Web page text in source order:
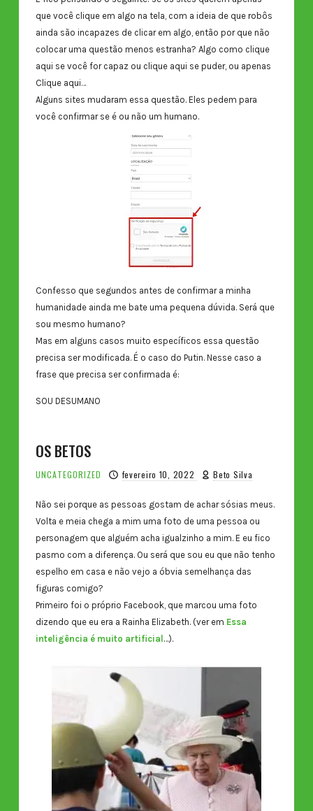
que você clique em algo na tela, com a ideia de que robôs
ainda são incapazes de clicar em algo, então por que não
colocar uma questão menos estranha? Algo como clique
aqui se você for capaz ou clique aqui se puder, ou apenas
Clique aqui…
Alguns sites mudaram essa questão. Eles pedem para
você confirmar se é ou não um humano.
Confesso que segundos antes de confirmar a minha
humanidade ainda me bate uma pequena dúvida. Será que
sou mesmo humano?
Mas em alguns casos muito específicos essa questão
precisa ser modificada. É o caso do Putin. Nesse caso a
frase que precisa ser confirmada é:
SOU DESUMANO
OS BETOS
UNCATEGORIZED fevereiro 10, 2022 Beto Silva
Não sei porque as pessoas gostam de achar sósias meus.
Volta e meia chega a mim uma foto de uma pessoa ou
personagem que alguém acha igualzinho a mim. E eu fico
pasmo com a diferença. Ou será que sou eu que não tenho
espelho em casa e não vejo a óbvia semelhança das
figuras comigo?
Primeiro foi o próprio Facebook, que marcou uma foto
dizendo que eu era a Rainha Elizabeth. (ver em Essa
inteligência é muito artificial …).